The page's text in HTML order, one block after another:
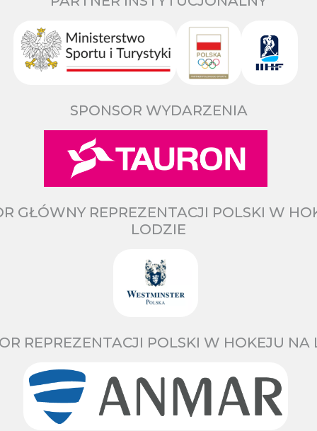
SPONSOR WYDARZENIA
GŁÓWNY REPREZENTACJI POLSKI W
LODZIE
REPREZENTACJI POLSKI W HOKEJU NA